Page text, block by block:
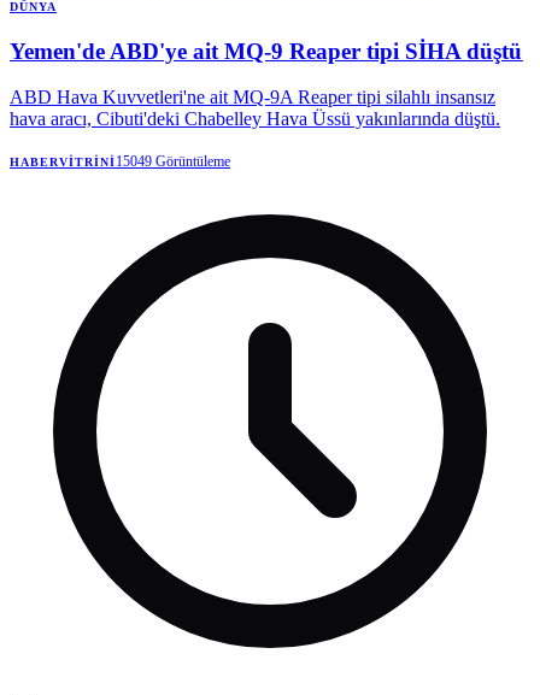
DÜNYA
Yemen'de ABD'ye ait MQ-9 Reaper tipi SİHA düştü
ABD Hava Kuvvetleri'ne ait MQ-9A Reaper tipi silahlı insansız
hava aracı, Cibuti'deki Chabelley Hava Üssü yakınlarında düştü.
HABERVITRINI15049 Görüntüleme